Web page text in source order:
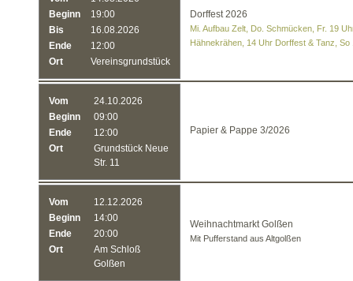
Beginn
19:00
Bis
16.08.2026
Ende
12:00
Ort
Vereinsgrundstück
Dorffest 2026
Mi. Aufbau Zelt, Do. Schmücken, Fr. 19
Hähnekrähen, 14 Uhr Dorffest & Tanz,
Vom
24.10.2026
Beginn
09:00
Ende
12:00
Ort
Grundstück Neue
Str. 11
Papier & Pappe 3/2026
Vom
12.12.2026
Beginn
14:00
Ende
20:00
Ort
Am Schloß
Golßen
Weihnachtmarkt Golßen
Mit Pufferstand aus Altgolßen